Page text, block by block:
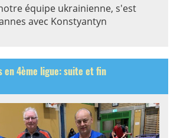
équipe ukrainienne, s'est
avec Konstyantyn
en 4ème ligue: suite et fin